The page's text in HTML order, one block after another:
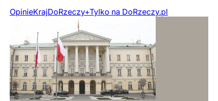
OpinieKrajDoRzeczy+Tylko na DoRzeczy.pl